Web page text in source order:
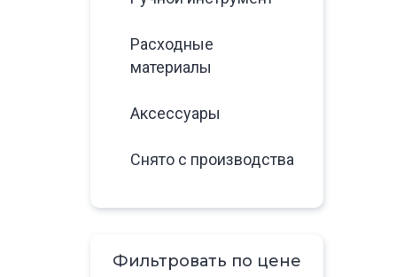
Расходные
материалы
Аксессуары
Снято с производства
Фильтровать по цене